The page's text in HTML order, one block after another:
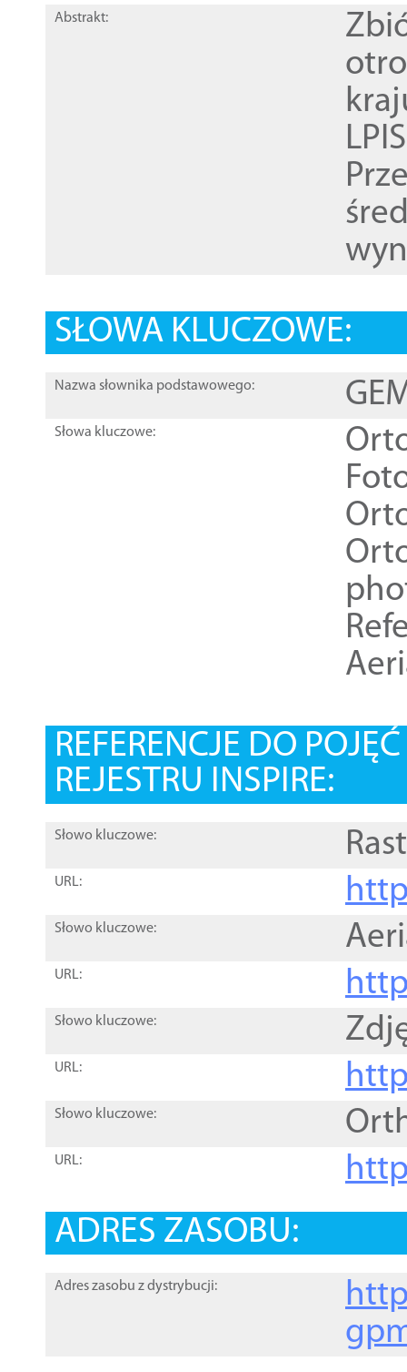
Abstrakt:
SŁOWA KLUCZOWE:
Nazwa słownika podstawowego:
Słowa kluczowe:
REFERENCJE DO
REJESTRU INSPIRE:
Słowo kluczowe:
URL:
Słowo kluczowe:
URL:
Słowo kluczowe:
URL:
Słowo kluczowe:
URL:
ADRES ZASOBU:
Adres zasobu z dystrybucji: